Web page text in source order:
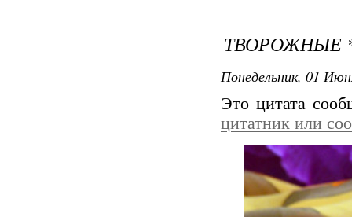
Понедельник, 01
Это цитата
цитатник или